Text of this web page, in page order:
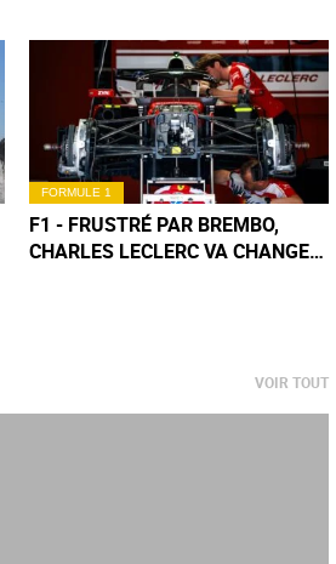
FORMULE 1
F1 - FRUSTRÉ PAR BREMBO,
CHARLES LECLERC VA CHANGER
VOIR TOUT